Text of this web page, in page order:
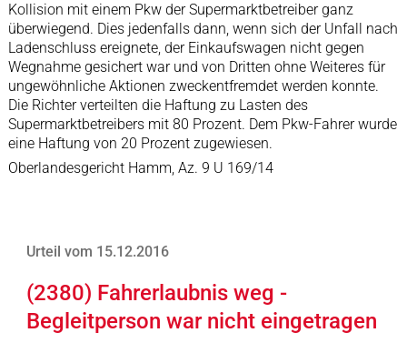
Kollision mit einem Pkw der Supermarktbetreiber ganz
überwiegend. Dies jedenfalls dann, wenn sich der Unfall nach
Ladenschluss ereignete, der Einkaufswagen nicht gegen
Wegnahme gesichert war und von Dritten ohne Weiteres für
ungewöhnliche Aktionen zweckentfremdet werden konnte.
Die Richter verteilten die Haftung zu Lasten des
Supermarktbetreibers mit 80 Prozent. Dem Pkw-Fahrer wurde
eine Haftung von 20 Prozent zugewiesen.
Oberlandesgericht Hamm, Az. 9 U 169/14
Urteil vom 15.12.2016
(2380) Fahrerlaubnis weg -
Begleitperson war nicht eingetragen